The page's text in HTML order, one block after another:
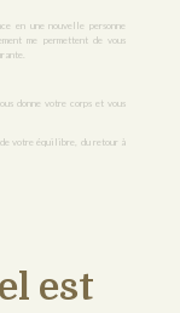
en une nouvelle personne
me permettent de vous
donne votre corps et vous
votre équilibre, du retour à
est